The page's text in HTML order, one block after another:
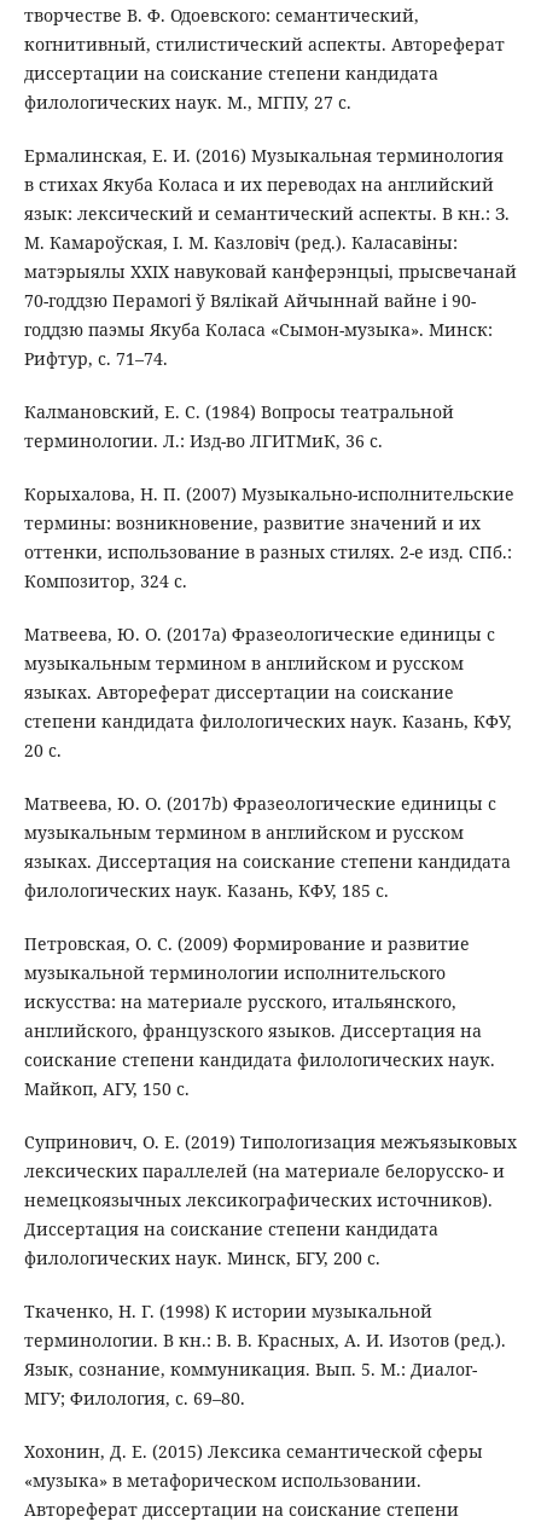
творчестве В. Ф. Одоевского: семантический,
когнитивный, стилистический аспекты. Автореферат
диссертации на соискание степени кандидата
филологических наук. М., МГПУ, 27 с.
Ермалинская, Е. И. (2016) Музыкальная терминология
в стихах Якуба Коласа и их переводах на английский
язык: лексический и семантический аспекты. В кн.: З.
М. Камароўская, І. М. Казловіч (ред.). Каласавiны:
матэрыялы XXIX навуковай канферэнцыi, прысвечанай
70-годдзю Перамогi ў Вялiкай Айчыннай вайне i 90-
годдзю паэмы Якуба Коласа «Сымон-музыка». Минск:
Рифтур, с. 71–74.
Калмановский, Е. С. (1984) Вопросы театральной
терминологии. Л.: Изд-во ЛГИТМиК, 36 с.
Корыхалова, Н. П. (2007) Музыкально-исполнительские
термины: возникновение, развитие значений и их
оттенки, использование в разных стилях. 2-е изд. СПб.:
Композитор, 324 с.
Матвеева, Ю. О. (2017a) Фразеологические единицы с
музыкальным термином в английском и русском
языках. Автореферат диссертации на соискание
степени кандидата филологических наук. Казань, КФУ,
20 с.
Матвеева, Ю. О. (2017b) Фразеологические единицы с
музыкальным термином в английском и русском
языках. Диссертация на соискание степени кандидата
филологических наук. Казань, КФУ, 185 с.
Петровская, О. С. (2009) Формирование и развитие
музыкальной терминологии исполнительского
искусства: на материале русского, итальянского,
английского, французского языков. Диссертация на
соискание степени кандидата филологических наук.
Майкоп, АГУ, 150 с.
Супринович, О. Е. (2019) Типологизация межъязыковых
лексических параллелей (на материале белорусско- и
немецкоязычных лексикографических источников).
Диссертация на соискание степени кандидата
филологических наук. Минск, БГУ, 200 с.
Ткаченко, Н. Г. (1998) К истории музыкальной
терминологии. В кн.: В. В. Красных, А. И. Изотов (ред.).
Язык, сознание, коммуникация. Вып. 5. М.: Диалог-
МГУ; Филология, с. 69–80.
Хохонин, Д. Е. (2015) Лексика семантической сферы
«музыка» в метафорическом использовании.
Автореферат диссертации на соискание степени